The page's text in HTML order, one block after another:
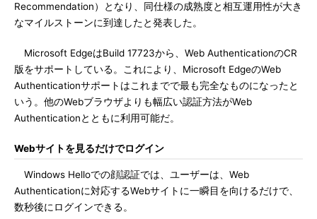
Recommendation）となり、同仕様の成熟度と相互運用性が大き
なマイルストーンに到達したと発表した。
Microsoft EdgeはBuild 17723から、Web AuthenticationのCR
版をサポートしている。これにより、Microsoft EdgeのWeb
Authenticationサポートはこれまでで最も完全なものになったと
いう。他のWebブラウザよりも幅広い認証方法がWeb
Authenticationとともに利用可能だ。
Webサイトを見るだけでログイン
Windows Helloでの顔認証では、ユーザーは、Web
Authenticationに対応するWebサイトに一瞬目を向けるだけで、
数秒後にログインできる。